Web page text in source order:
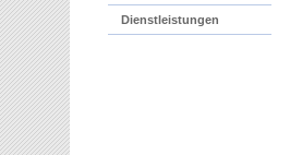
Dienstleistungen